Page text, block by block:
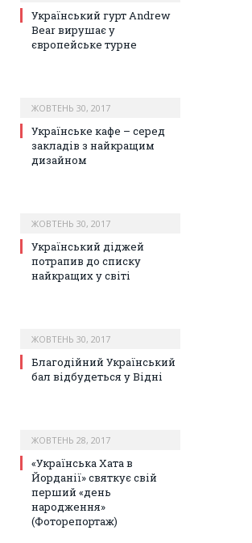
Український гурт Andrew
Bear вирушає у
європейське турне
ЖОВТЕНЬ 30, 2017
Українське кафе – серед
закладів з найкращим
дизайном
ЖОВТЕНЬ 30, 2017
Український діджей
потрапив до списку
найкращих у світі
ЖОВТЕНЬ 30, 2017
Благодійний Український
бал відбудеться у Відні
ЖОВТЕНЬ 28, 2017
«Українська Хата в
Йорданії» святкує свій
перший «день
народження»
(Фоторепортаж)